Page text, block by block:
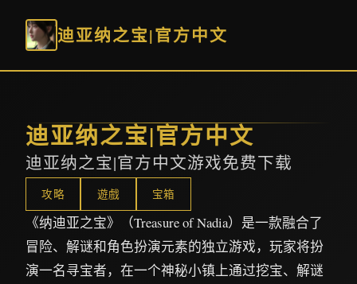
迪亚纳之宝|官方中文
迪亚纳之宝|官方中文
迪亚纳之宝|官方中文游戏免费下载
攻略 遊戲 宝箱
《纳迪亚之宝》（Treasure of Nadia）是一款融合了
冒险、解谜和角色扮演元素的独立游戏，玩家将扮
演一名寻宝者，在一个神秘小镇上通过挖宝、解谜